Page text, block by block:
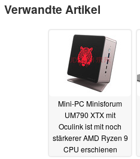
Verwandte Artikel
Mini-PC Minisforum
UM790 XTX mit
Oculink ist mit noch
stärkerer AMD Ryzen 9
CPU erschienen